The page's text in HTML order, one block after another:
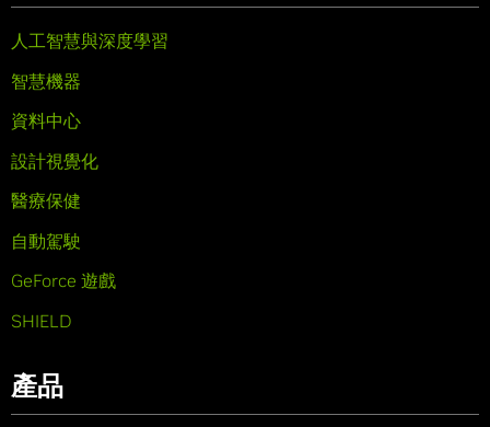
人工智慧與深度學習
智慧機器
資料中心
設計視覺化
醫療保健
自動駕駛
GeForce 遊戲
SHIELD
產品